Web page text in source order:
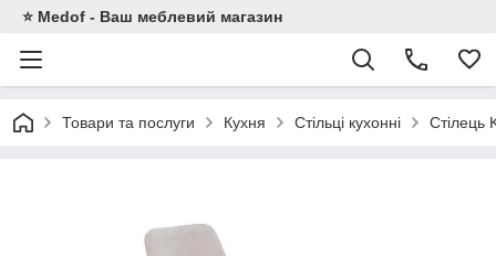
⭐ Medof - Ваш меблевий магазин
Товари та послуги Кухня Стільці кухонні Стілець